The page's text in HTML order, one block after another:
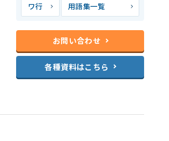
ワ行 用語集一覧
お問い合わせ
各種資料はこちら